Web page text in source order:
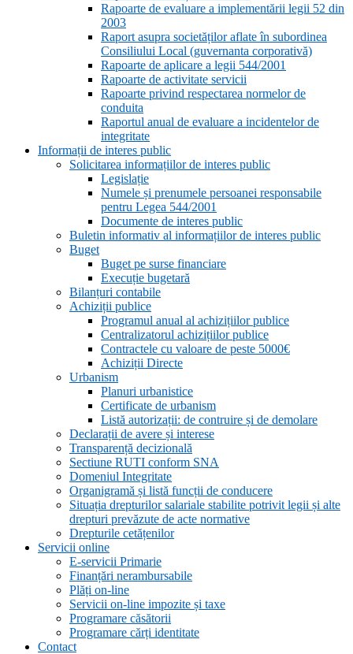
Rapoarte de evaluare a implementării legii 52 din
2003
Raport asupra societăților aflate în subordinea
Consiliului Local (guvernanta corporativă)
Rapoarte de aplicare a legii 544/2001
Rapoarte de activitate servicii
Rapoarte privind respectarea normelor de
conduita
Raportul anual de evaluare a incidentelor de
integritate
Informații de interes public
Solicitarea informațiilor de interes public
Legislație
Numele și prenumele persoanei responsabile
pentru Legea 544/2001
Documente de interes public
Buletin informativ al informațiilor de interes public
Buget
Buget pe surse financiare
Execuție bugetară
Bilanțuri contabile
Achiziții publice
Programul anual al achizițiilor publice
Centralizatorul achizițiilor publice
Contractele cu valoare de peste 5000€
Achiziții Directe
Urbanism
Planuri urbanistice
Certificate de urbanism
Listă autorizații: de contruire și de demolare
Declarații de avere și interese
Transparență decizională
Sectiune RUTI conform SNA
Domeniul Integritate
Organigramă și listă funcții de conducere
Situația drepturilor salariale stabilite potrivit legii și alte
drepturi prevăzute de acte normative
Drepturile cetățenilor
Servicii online
E-servicii Primarie
Finanțări nerambursabile
Plăți on-line
Servicii on-line impozite și taxe
Programare căsătorii
Programare cărți identitate
Contact